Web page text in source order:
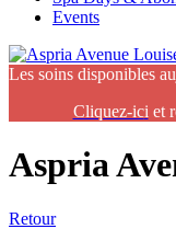
Events
Les soins disponibles
Cliquez-ici et
Aspria
Retour